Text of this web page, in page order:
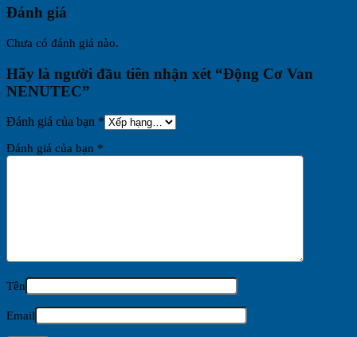
Đánh giá
Chưa có đánh giá nào.
Hãy là người đầu tiên nhận xét “Động Cơ Van
NENUTEC”
Đánh giá của bạn *
Đánh giá của bạn *
Tên
Email